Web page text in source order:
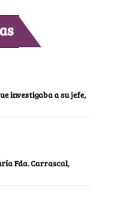
investigaba a su jefe,
Fda. Carrascal,